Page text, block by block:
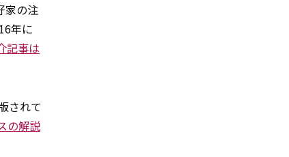
家の注
年に
記事は
されて
の解説